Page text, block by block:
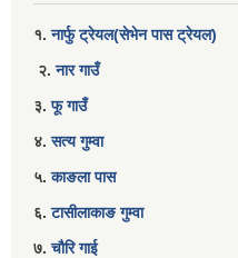
१.नार्फु ट्रेयल(सेभेन पास ट्रेयल)
२.नार गाउँ
३.फू गाउँ
४.सत्य गुम्वा
५.काङला पास
६.टासीलाकाङ गुम्वा
७.चौरि गाई